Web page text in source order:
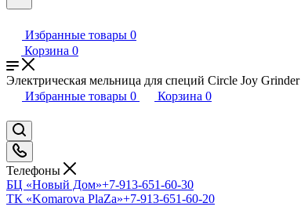
Избранные товары 0
Корзина 0
Электрическая мельница для специй Circle Joy
Избранные товары 0 Корзина 0
Телефоны
БЦ «Новый Дом»+7-913-651-60-30
ТК «Komarova PlaZa»+7-913-651-60-20